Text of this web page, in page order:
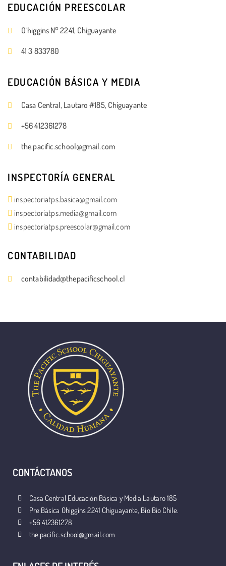
EDUCACIÓN PREESCOLAR
O´higgins N° 2241, Chiguayante
41 3 833780
EDUCACIÓN BÁSICA Y MEDIA
Casa Central, Lautaro #185, Chiguayante
+56 412361278
the.pacific.school@gmail.com
INSPECTORÍA GENERAL
inspectoriatps.basica@gmail.com
inspectoriatps.media@gmail.com
inspectoriatps.preescolar@gmail.com
CONTABILIDAD
contabilidad@thepacificschool.cl
CONTÁCTANOS
Casa Central Educación Básica y Media Lautaro 185
Pre Básica Ohiggins 2241 Chiguayante, Bio Bio Chile.
+56 412361278
the.pacific.school@gmail.com